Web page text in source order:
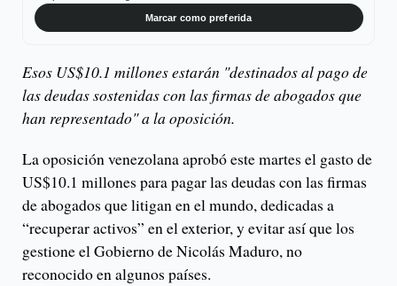
Marcar como preferida
Esos US$10.1 millones estarán "destinados al pago de
las deudas sostenidas con las firmas de abogados que
han representado" a la oposición.
La oposición venezolana aprobó este martes el gasto de
US$10.1 millones para pagar las deudas con las firmas
de abogados que litigan en el mundo, dedicadas a
“recuperar activos” en el exterior, y evitar así que los
gestione el Gobierno de Nicolás Maduro, no
reconocido en algunos países.